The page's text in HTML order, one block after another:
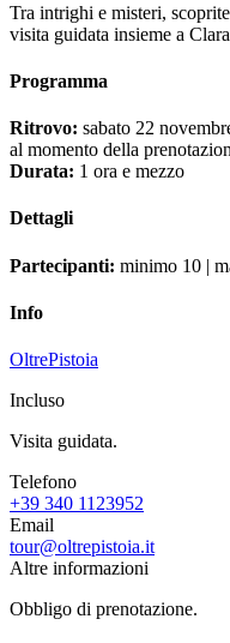
Tra intrighi e misteri,
visita guidata insieme a
Programma
Ritrovo: sabato 22
al momento della
Durata: 1 ora e mezzo
Dettagli
Partecipanti: minimo 10 |
Info
OltrePistoia
Incluso
Visita guidata.
Telefono
+39 340 1123952
Email
tour@oltrepistoia.it
Altre informazioni
Obbligo di prenotazione.